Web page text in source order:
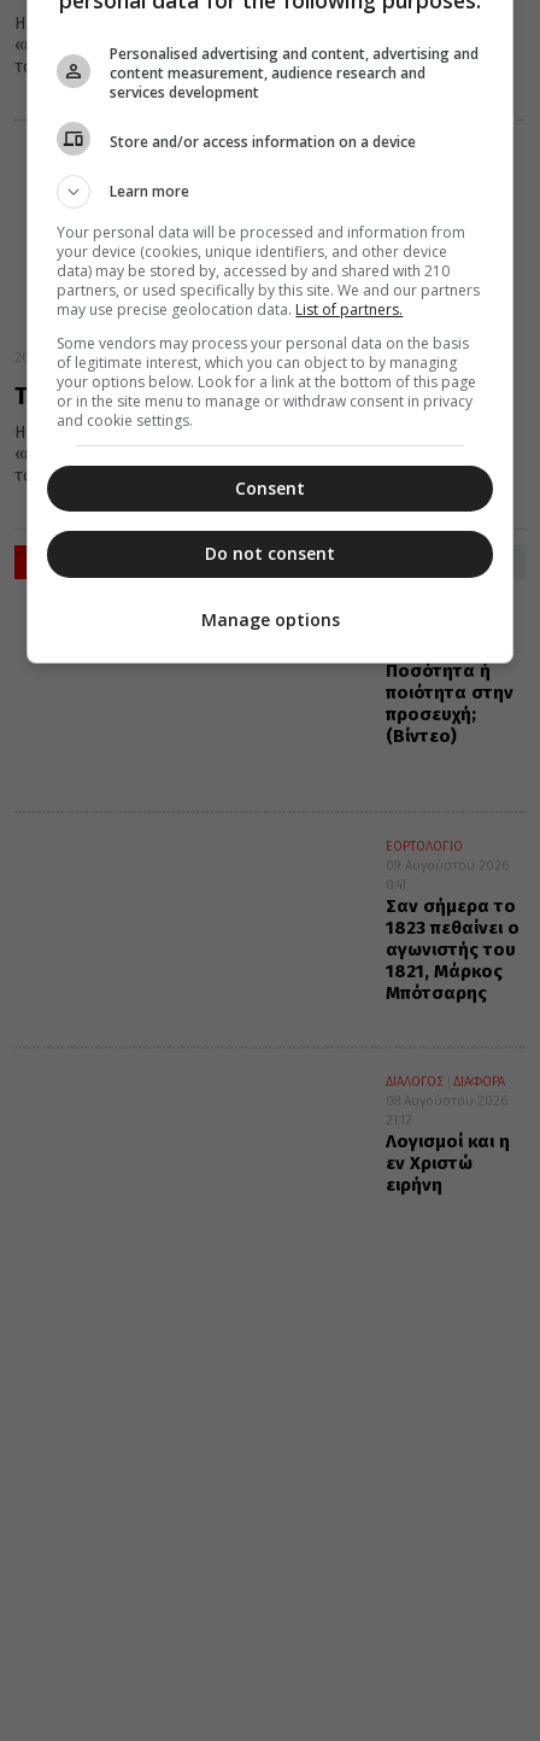
Η εικόνα της Παναγίας της Βηματάρισσας ή Κτητόρισσας είναι η
«εφέστιος» εικόνα της Μονής Βατοπαιδίου και είναι
τοποθετημένη στο...
20 Μαΐου 2016
Το θαύμα της Παναγίας της Βηματάρισσας
Η εικόνα της Παναγίας της Βηματάρισσας ή Κτητόρισσας είναι η
«εφέστιος» εικόνα της Μονής Βατοπαιδίου και είναι
τοποθετημένη στο...
ΡΟΗ ΕΙΔΗΣΕΩΝ
Ποσότητα ή
ποιότητα στην
προσευχή;
(Βίντεο)
ΕΟΡΤΟΛΟΓΙΟ
09 Αυγούστου 2026
0:41
Σαν σήμερα το
1823 πεθαίνει ο
αγωνιστής του
1821, Μάρκος
Μπότσαρης
ΔΙΑΛΟΓΟΣ
ΔΙΑΦΟΡΑ
08 Αυγούστου 2026
21:12
Λογισμοί και η
εν Χριστώ
ειρήνη
Personalised advertising and content, advertising and
content measurement, audience research and
services development
Store and/or access information on a device
Learn more
Your personal data will be processed and information from
your device (cookies, unique identifiers, and other device
data) may be stored by, accessed by and shared with 210
partners, or used specifically by this site. We and our partners
may use precise geolocation data. List of partners.
Some vendors may process your personal data on the basis
of legitimate interest, which you can object to by managing
your options below. Look for a link at the bottom of this page
or in the site menu to manage or withdraw consent in privacy
and cookie settings.
Consent
Do not consent
Manage options